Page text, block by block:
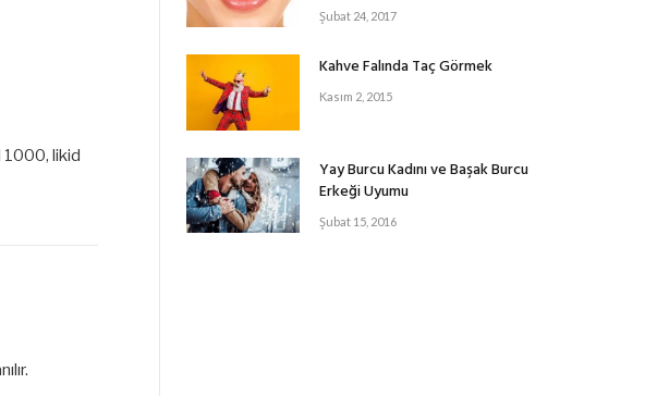
1000, likid
Şubat 24, 2017
Kahve Falında Taç Görmek
Kasım 2, 2015
Yay Burcu Kadını ve Başak Burcu
Erkeği Uyumu
Şubat 15, 2016